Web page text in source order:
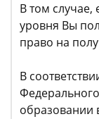
В том случае,
уровня Вы
право на
В
образовании